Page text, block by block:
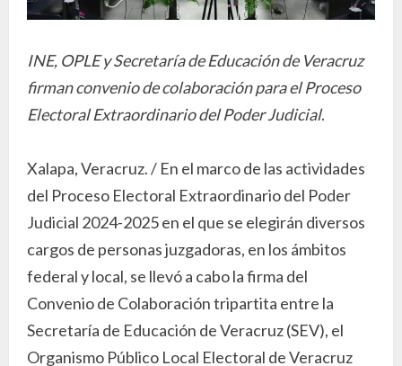
INE, OPLE y Secretaría de Educación de Veracruz
firman convenio de colaboración para el Proceso
Electoral Extraordinario del Poder Judicial.
Xalapa, Veracruz. / En el marco de las actividades
del Proceso Electoral Extraordinario del Poder
Judicial 2024-2025 en el que se elegirán diversos
cargos de personas juzgadoras, en los ámbitos
federal y local, se llevó a cabo la firma del
Convenio de Colaboración tripartita entre la
Secretaría de Educación de Veracruz (SEV), el
Organismo Público Local Electoral de Veracruz